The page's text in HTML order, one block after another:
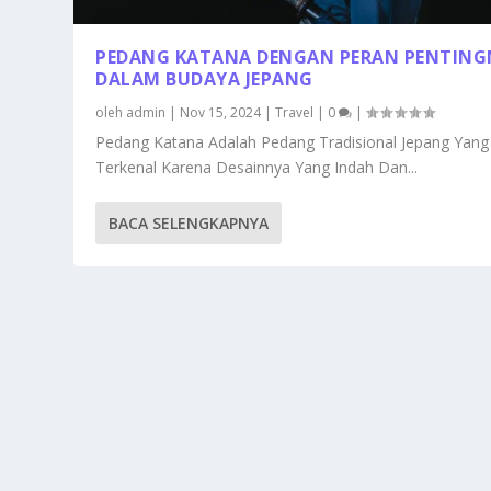
PEDANG KATANA DENGAN PERAN
DALAM BUDAYA JEPANG
oleh admin | Nov 15, 2024|Travel | 0 |
Pedang Katana Adalah Pedang Tradisional Jepang Yang
Terkenal Karena Desainnya Yang Indah Dan...
BACA SELENGKAPNYA